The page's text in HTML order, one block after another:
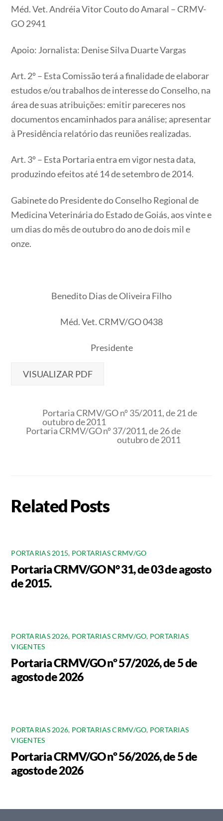
Méd. Vet. Andréia Vitor Couto do Amaral – CRMV-
GO 2941
Apoio: Jornalista: Denise Silva Duarte Vargas
Art. 2º – Esta Comissão terá a finalidade de elaborar
estudos e/ou trabalhos de interesse do Conselho, na
área de suas atribuições: emitir pareceres nos
documentos encaminhados para análise; apresentar
à Presidência relatório das reuniões realizadas.
Art. 3º – Esta Portaria entra em vigor nesta data,
produzindo efeitos até 14 de setembro de 2014.
Gabinete do Presidente do Conselho Regional de
Medicina Veterinária do Estado de Goiás, aos vinte e
um dias do mês de outubro do ano de dois mil e
onze.
Benedito Dias de Oliveira Filho
Méd. Vet. CRMV/GO 0438
Presidente
VISUALIZAR PDF
Portaria CRMV/GO nº 35/2011, de 21 de
outubro de 2011
Portaria CRMV/GO nº 37/2011, de 26 de
outubro de 2011
Related Posts
PORTARIAS 2015, PORTARIAS CRMV/GO
Portaria CRMV/GO N° 31, de 03 de agosto
de 2015.
PORTARIAS 2026, PORTARIAS CRMV/GO, PORTARIAS
VIGENTES
Portaria CRMV/GO nº 57/2026, de 5 de
agosto de 2026
PORTARIAS 2026, PORTARIAS CRMV/GO, PORTARIAS
VIGENTES
Portaria CRMV/GO nº 56/2026, de 5 de
agosto de 2026